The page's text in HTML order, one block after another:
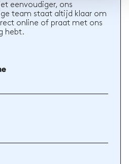
eenvoudiger, ons
team staat altijd klaar om
online of praat met ons
hebt.